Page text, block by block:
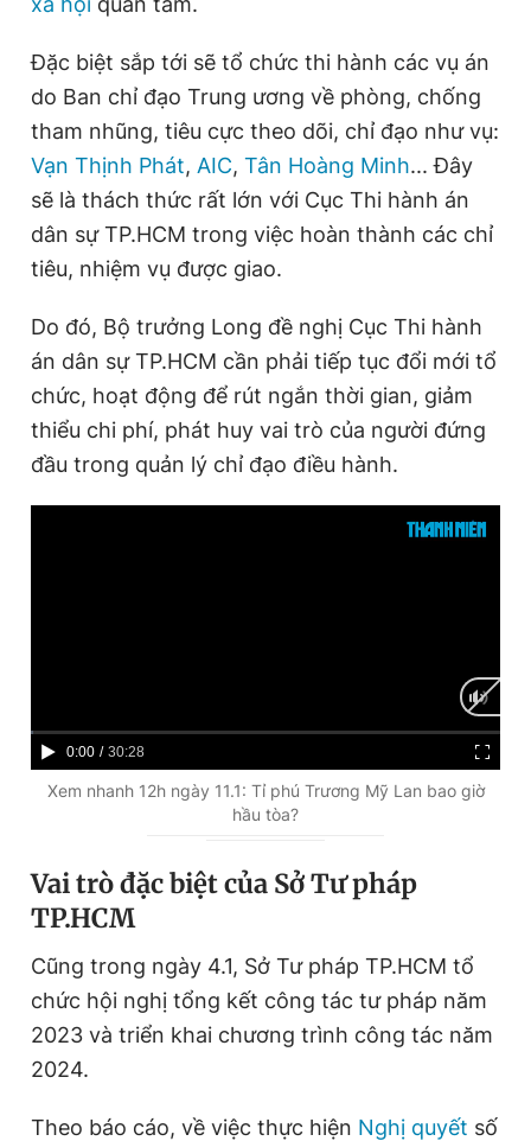
Đặc biệt sắp tới sẽ tổ chức thi hành các vụ án
do Ban chỉ đạo Trung ương về phòng, chống
tham nhũng, tiêu cực theo dõi, chỉ đạo như vụ:
Vạn Thịnh Phát, AIC, Tân Hoàng Minh... Đây
sẽ là thách thức rất lớn với Cục Thi hành án
dân sự TP.HCM trong việc hoàn thành các chỉ
tiêu, nhiệm vụ được giao.
Do đó, Bộ trưởng Long đề nghị Cục Thi hành
án dân sự TP.HCM cần phải tiếp tục đổi mới tổ
chức, hoạt động để rút ngắn thời gian, giảm
thiểu chi phí, phát huy vai trò của người đứng
đầu trong quản lý chỉ đạo điều hành.
C
u
e
n
t
T
i
m
0:00 / D
u
t
i
o
n
30:28
Xem nhanh 12h ngày 11.1: Tỉ phú Trương Mỹ Lan bao giờ
hầu tòa?
Vai trò đặc biệt của Sở Tư pháp
TP.HCM
Cũng trong ngày 4.1, Sở Tư pháp TP.HCM tổ
chức hội nghị tổng kết công tác tư pháp năm
2023 và triển khai chương trình công tác năm
2024.
Theo báo cáo, về việc thực hiện Nghị quyết số